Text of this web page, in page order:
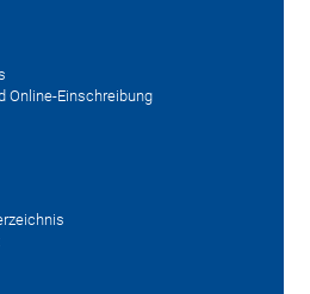
Online-Einschreibung